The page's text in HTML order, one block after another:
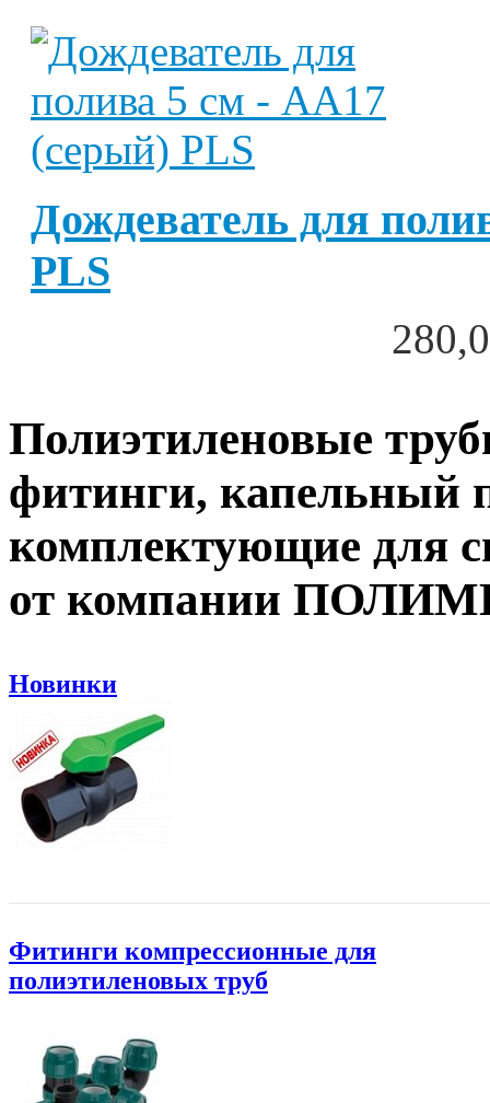
Дождеватель для
PLS
Полиэтиленовые
фитинги, капельный
комплектующие для
от компании
Новинки
Фитинги компрессионные для
полиэтиленовых труб